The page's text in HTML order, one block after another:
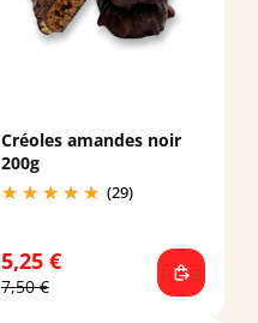
Créoles amandes noir
200g
(29)
5,25 €
7,50 €